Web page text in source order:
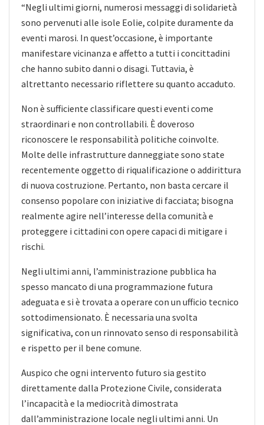
“Negli ultimi giorni, numerosi messaggi di solidarietà
sono pervenuti alle isole Eolie, colpite duramente da
eventi marosi. In quest’occasione, è importante
manifestare vicinanza e affetto a tutti i concittadini
che hanno subito danni o disagi. Tuttavia, è
altrettanto necessario riflettere su quanto accaduto.
Non è sufficiente classificare questi eventi come
straordinari e non controllabili. È doveroso
riconoscere le responsabilità politiche coinvolte.
Molte delle infrastrutture danneggiate sono state
recentemente oggetto di riqualificazione o addirittura
di nuova costruzione. Pertanto, non basta cercare il
consenso popolare con iniziative di facciata; bisogna
realmente agire nell’interesse della comunità e
proteggere i cittadini con opere capaci di mitigare i
rischi.
Negli ultimi anni, l’amministrazione pubblica ha
spesso mancato di una programmazione futura
adeguata e si è trovata a operare con un ufficio tecnico
sottodimensionato. È necessaria una svolta
significativa, con un rinnovato senso di responsabilità
e rispetto per il bene comune.
Auspico che ogni intervento futuro sia gestito
direttamente dalla Protezione Civile, considerata
l’incapacità e la mediocrità dimostrata
dall’amministrazione locale negli ultimi anni. Un